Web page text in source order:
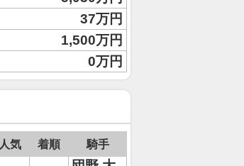
37万円
1,500万円
0万円
人気 着順 騎手